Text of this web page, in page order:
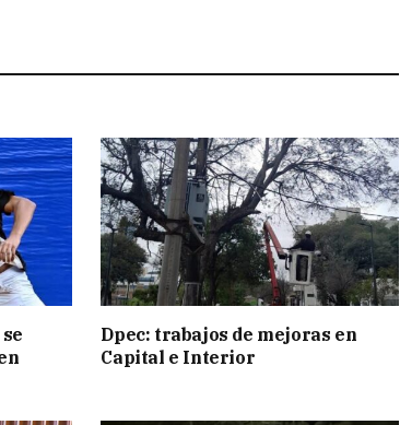
Dpec: trabajos de mejoras en
Capital e Interior